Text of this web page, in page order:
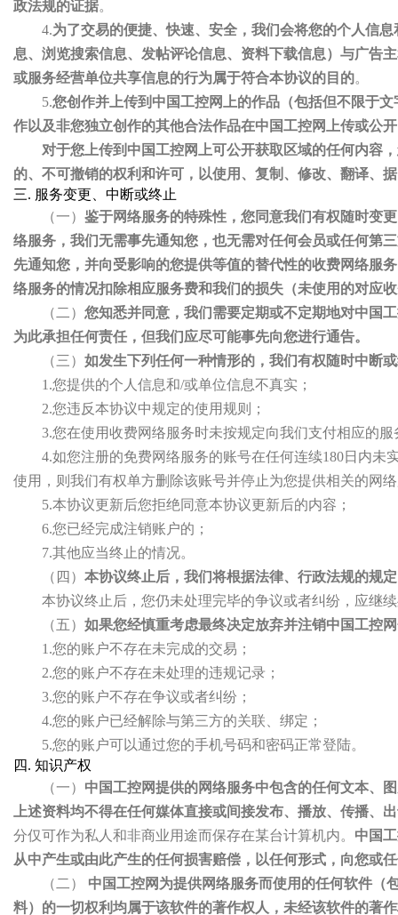
政法规的证据。
4.为了交易的便捷、快速、安全，我们会将您的个人信
息、浏览搜索信息、发帖评论信息、资料下载信息）与广告
或服务经营单位共享信息的行为属于符合本协议的目的。
5.您创作并上传到中国工控网上的作品（包括但不限于
作以及非您独立创作的其他合法作品在中国工控网上传或公
对于您上传到中国工控网上可公开获取区域的任何内容
的、不可撤销的权利和许可，以使用、复制、修改、翻译、
三. 服务变更、中断或终止
（一） 鉴于网络服务的特殊性，您同意我们有权随时变
络服务，我们无需事先通知您，也无需对任何会员或任何第
先通知您，并向受影响的您提供等值的替代性的收费网络服
络服务的情况扣除相应服务费和我们的损失（未使用的对应
（二） 您知悉并同意，我们需要定期或不定期地对中国
为此承担任何责任，但我们应尽可能事先向您进行通告。
（三） 如发生下列任何一种情形的，我们有权随时中断
1.您提供的个人信息和/或单位信息不真实；
2.您违反本协议中规定的使用规则；
3.您在使用收费网络服务时未按规定向我们支付相应的服
4.如您注册的免费网络服务的账号在任何连续180日内
使用，则我们有权单方删除该账号并停止为您提供相关的网
5.本协议更新后您拒绝同意本协议更新后的内容；
6.您已经完成注销账户的；
7.其他应当终止的情况。
（四） 本协议终止后，我们将根据法律、行政法规的规
本协议终止后，您仍未处理完毕的争议或者纠纷，应继
（五） 如果您经慎重考虑最终决定放弃并注销中国工控
1.您的账户不存在未完成的交易；
2.您的账户不存在未处理的违规记录；
3.您的账户不存在争议或者纠纷；
4.您的账户已经解除与第三方的关联、绑定；
5.您的账户可以通过您的手机号码和密码正常登陆。
四. 知识产权
（一） 中国工控网提供的网络服务中包含的任何文本、
上述资料均不得在任何媒体直接或间接发布、播放、传播
分仅可作为私人和非商业用途而保存在某台计算机内。 中国
从中产生或由此产生的任何损害赔偿，以任何形式，向您或
（二）
中国工控网为提供网络服务而使用的任何软件（
料）的一切权利均属于该软件的著作权人，未经该软件的著